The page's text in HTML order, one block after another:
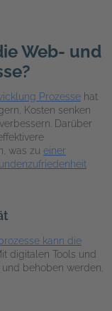
Web- und
Prozesse hat
Kosten senken
Darüber
was zu einer
kann die
digitalen Tools und
behoben werden,